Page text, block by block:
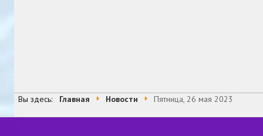
Вы здесь: Главная Новости Пятница, 26 мая 2023